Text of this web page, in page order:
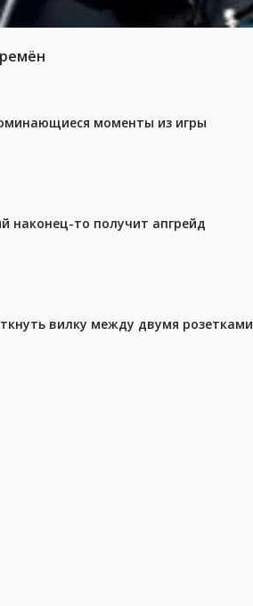
моменты из игры
наконец-то получит апгрейд
вилку между двумя розетками